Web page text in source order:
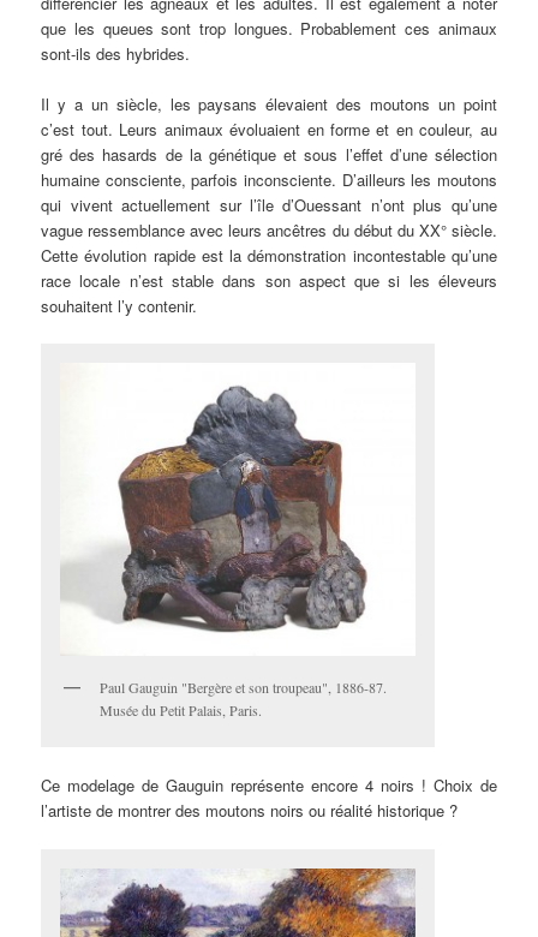
que les queues sont trop longues. Probablement ces animaux
sont-ils des hybrides.
Il y a un siècle, les paysans élevaient des moutons un point
c’est tout. Leurs animaux évoluaient en forme et en couleur, au
gré des hasards de la génétique et sous l’effet d’une sélection
humaine consciente, parfois inconsciente. D’ailleurs les moutons
qui vivent actuellement sur l’île d’Ouessant n’ont plus qu’une
vague ressemblance avec leurs ancêtres du début du XX° siècle.
Cette évolution rapide est la démonstration incontestable qu’une
race locale n’est stable dans son aspect que si les éleveurs
souhaitent l’y contenir.
Paul Gauguin "Bergère et son troupeau", 1886-87.
Musée du Petit Palais, Paris.
Ce modelage de Gauguin représente encore 4 noirs ! Choix de
l’artiste de montrer des moutons noirs ou réalité historique ?